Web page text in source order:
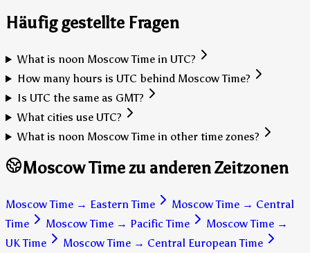
Häufig gestellte Fragen
What is noon Moscow Time in UTC?
How many hours is UTC behind Moscow Time?
Is UTC the same as GMT?
What cities use UTC?
What is noon Moscow Time in other time zones?
Moscow Time zu anderen Zeitzonen
Moscow Time → Eastern Time Moscow Time → Central
Time
Moscow Time → Pacific Time Moscow Time →
UK Time
Moscow Time → Central European Time